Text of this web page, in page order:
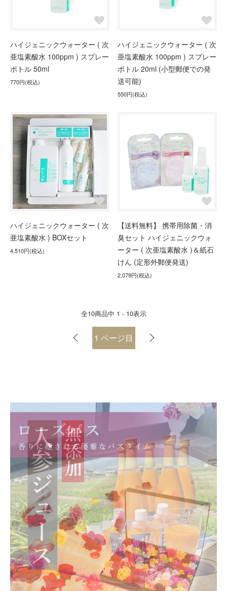
ハイジェニックウォーター ( 次
亜塩素酸水 100ppm ) スプレー
ボトル 50ml
770円(税込)
ハイジェニックウォーター ( 次
亜塩素酸水 100ppm ) スプレー
ボトル 20ml (小型郵便での発
送可能)
550円(税込)
ハイジェニックウォーター ( 次
亜塩素酸水 ) BOXセット
4,510円(税込)
【送料無料】 携帯用除菌・消
臭セット ハイジェニックウォ
ーター ( 次亜塩素酸水 )＆紙石
けん (定形外郵便発送)
2,079円(税込)
全10商品中 1 - 10表示
1 ページ目